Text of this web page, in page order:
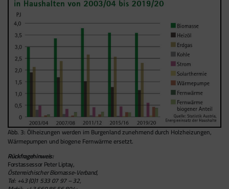
Abb. 3: Ölheizungen werden im Burgenland zunehmend durch Holzheizungen,
Wärmepumpen und biogene Fernwärme ersetzt.
Rückfragehinweis:
Forstassessor Peter Liptay,
Österreichischer Biomasse-Verband,
Tel: +43 (0)1 533 07 97 – 32,
besuchen.
Google Tag Manager
Der Google Tag Manager setzt keine Cookies
(im leeren Zustand). Der Tag Manager ist nur
ein "Container", über den Sie u.a. verschiedene
Tracking- und Remarketing-Codes gebündelt
einbauen können. Wenn Sie beispielsweise
Google Analytics über den Tag Manager
einbinden, werden Cookies gesetzt. Diese
Cookies stammen aber von Google Analytics
und nicht vom Tag Manager selbst.